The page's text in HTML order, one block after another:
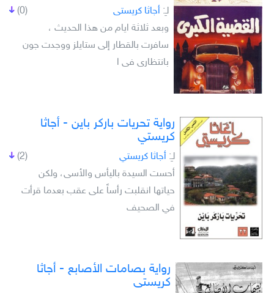
(0) لـِ: أجاثا كريستى
وبعد ثلاثة ايام من هذا الحديث ،
سافرت بالقطار إلى ستايلز ووجدت جون
بانتظارى فى ا
رواية تحريات باركر باين - أجاثا
كريستي
(2) لـِ: أجاثا كريستي
أحست السيدة باليأس والأسى، ولكن
حياتها انقلبت رأساً على عقب بعدما قرأت
في الصحيف
رواية بصامات الأصابع - أجاثا
كريستى